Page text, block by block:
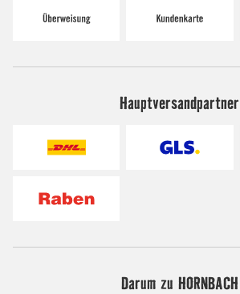
Hauptversandpartner
Darum zu HORNBACH